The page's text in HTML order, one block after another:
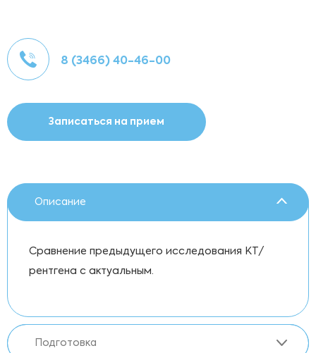
8 (3466) 40-46-00
Записаться на прием
Описание
Сравнение предыдущего исследования КТ/
рентгена с актуальным.
Подготовка